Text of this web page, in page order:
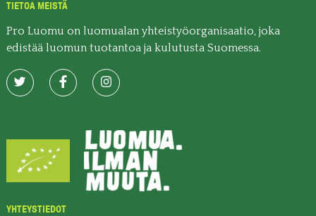
TIETOA MEISTÄ
Pro Luomu on luomualan yhteistyöorganisaatio, joka
edistää luomun tuotantoa ja kulutusta Suomessa.
YHTEYSTIEDOT